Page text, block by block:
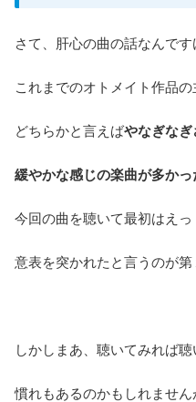
さて、肝心の曲の話なんです
これまでのオトメイト作品
どちらかと言えばやなぎなぎ
緩やかな感じの楽曲が多かっ
今回の曲を聴いて最初はえっ
意表を突かれたと言うのが第
しかしまあ、聴いてみれば
慣れもあるのかもしれません